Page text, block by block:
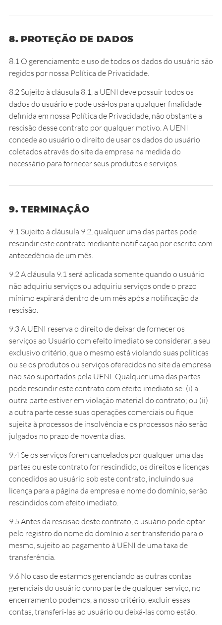
8. PROTEÇÃO DE DADOS
8.1 O gerenciamento e uso de todos os dados do usuário são
regidos por nossa Política de Privacidade.
8.2 Sujeito à cláusula 8.1, a UENI deve possuir todos os
dados do usuário e pode usá-los para qualquer finalidade
definida em nossa Política de Privacidade, não obstante a
rescisão desse contrato por qualquer motivo. A UENI
concede ao usuário o direito de usar os dados do usuário
coletados através do site da empresa na medida do
necessário para fornecer seus produtos e serviços.
9. TERMINAÇÂO
9.1 Sujeito à cláusula 9.2, qualquer uma das partes pode
rescindir este contrato mediante notificação por escrito com
antecedência de um mês.
9.2 A cláusula 9.1 será aplicada somente quando o usuário
não adquiriu serviços ou adquiriu serviços onde o prazo
mínimo expirará dentro de um mês após a notificação da
rescisão.
9.3 A UENI reserva o direito de deixar de fornecer os
serviços ao Usuário com efeito imediato se considerar, a seu
exclusivo critério, que o mesmo está violando suas políticas
ou se os produtos ou serviços oferecidos no site da empresa
não são suportados pela UENI. Qualquer uma das partes
pode rescindir este contrato com efeito imediato se: (i) a
outra parte estiver em violação material do contrato; ou (ii)
a outra parte cesse suas operações comerciais ou fique
sujeita à processos de insolvência e os processos não serão
julgados no prazo de noventa dias.
9.4 Se os serviços forem cancelados por qualquer uma das
partes ou este contrato for rescindido, os direitos e licenças
concedidos ao usuário sob este contrato, incluindo sua
licença para a página da empresa e nome do domínio, serão
rescindidos com efeito imediato.
9.5 Antes da rescisão deste contrato, o usuário pode optar
pelo registro do nome do domínio a ser transferido para o
mesmo, sujeito ao pagamento à UENI de uma taxa de
transferência.
9.6 No caso de estarmos gerenciando as outras contas
gerenciais do usuário como parte de qualquer serviço, no
encerramento podemos, a nosso critério, excluir essas
contas, transferi-las ao usuário ou deixá-las como estão.